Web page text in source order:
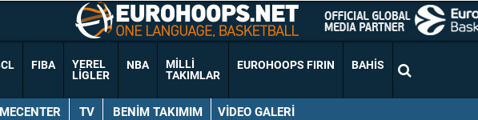
FIBA
YEREL
LIGLER
NBA
MILLI
TAKIMLAR
EUROHOOPS FIRIN BAHIS
TV BENIM TAKIMIM VIDEO GALERI